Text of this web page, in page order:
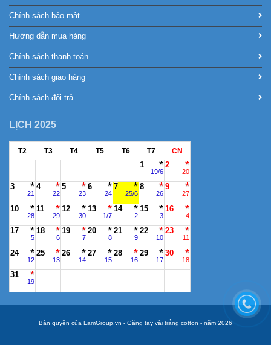
Chính sách bảo mật
Hướng dẫn mua hàng
Chính sách thanh toán
Chính sách giao hàng
Chính sách đổi trả
LỊCH 2025
T2 T3 T4 T5 T6 T7 CN
1
19/6
2
20
3
21
4
22
5
23
6
24
7
25/6
8
26
9
27
10
28
11
29
12
30
13
1/7
14
2
15
3
16
4
17
5
18
6
19
7
20
8
21
9
22
10
23
11
24
12
25
13
26
14
27
15
28
16
29
17
30
18
31
19
Bản quyền của LamGroup.vn - Găng tay vải trắng cotton - năm 2026